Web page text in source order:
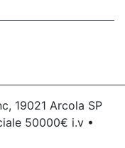
19021 Arcola SP
50000€ i.v •